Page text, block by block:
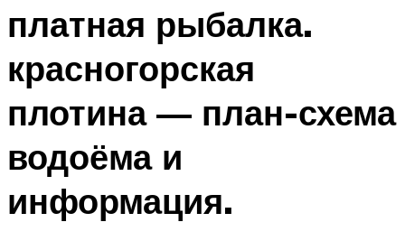
платная рыбалка.
красногорская
плотина — план-схема
водоёма и
информация.